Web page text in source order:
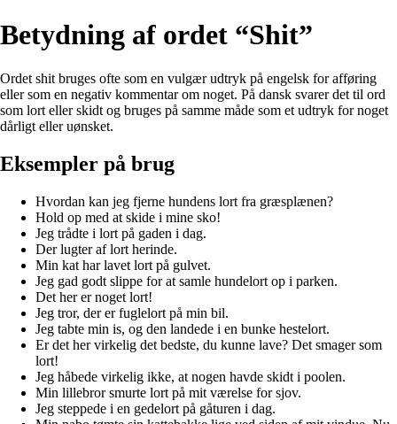
Betydning af ordet “Shit”
Ordet shit bruges ofte som en vulgær udtryk på engelsk for afføring
eller som en negativ kommentar om noget. På dansk svarer det til ord
som lort eller skidt og bruges på samme måde som et udtryk for noget
dårligt eller uønsket.
Eksempler på brug
Hvordan kan jeg fjerne hundens lort fra græsplænen?
Hold op med at skide i mine sko!
Jeg trådte i lort på gaden i dag.
Der lugter af lort herinde.
Min kat har lavet lort på gulvet.
Jeg gad godt slippe for at samle hundelort op i parken.
Det her er noget lort!
Jeg tror, der er fuglelort på min bil.
Jeg tabte min is, og den landede i en bunke hestelort.
Er det her virkelig det bedste, du kunne lave? Det smager som
lort!
Jeg håbede virkelig ikke, at nogen havde skidt i poolen.
Min lillebror smurte lort på mit værelse for sjov.
Jeg steppede i en gedelort på gåturen i dag.